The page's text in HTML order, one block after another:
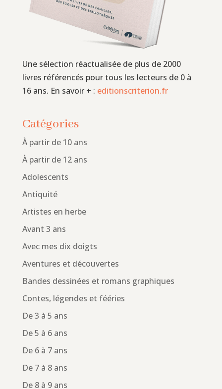
Une sélection réactualisée de plus de 2000
livres référencés pour tous les lecteurs de 0 à
16 ans. En savoir + : editionscriterion.fr
Catégories
À partir de 10 ans
À partir de 12 ans
Adolescents
Antiquité
Artistes en herbe
Avant 3 ans
Avec mes dix doigts
Aventures et découvertes
Bandes dessinées et romans graphiques
Contes, légendes et fééries
De 3 à 5 ans
De 5 à 6 ans
De 6 à 7 ans
De 7 à 8 ans
De 8 à 9 ans